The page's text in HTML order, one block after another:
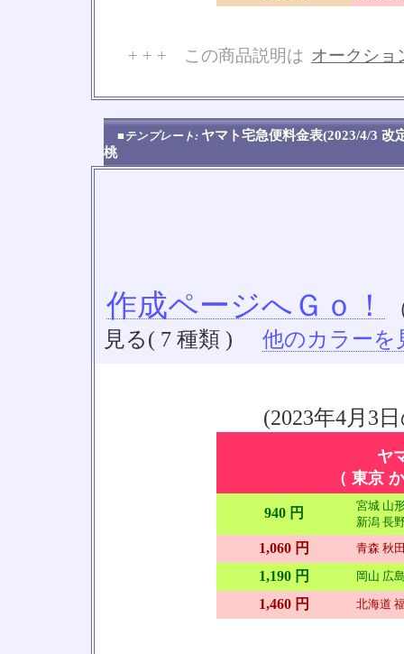
+ + + この商品説明は オークショ
■テンプレート: ヤマト宅急便料金表(2023/4/3
桃
作成ページへＧｏ！
見る( 7 種類 )
他のカラーを
(2023年4月3
ヤ
（ 東京
940 円
宮城 山
新潟 長
1,060 円 青森 秋
1,190 円 岡山 広
1,460 円 北海道